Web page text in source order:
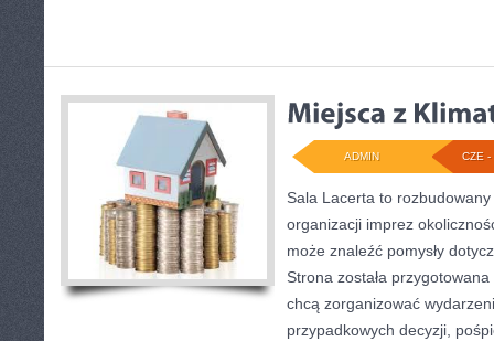
CZE -
ADMIN
Sala Lacerta to
organizacji imprez
może znaleźć pomysły
Strona została
chcą zorganizować
przypadkowych decyzji,